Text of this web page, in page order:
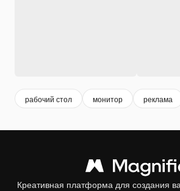
рабочий стол монитор реклама
Креативная платформа для создания